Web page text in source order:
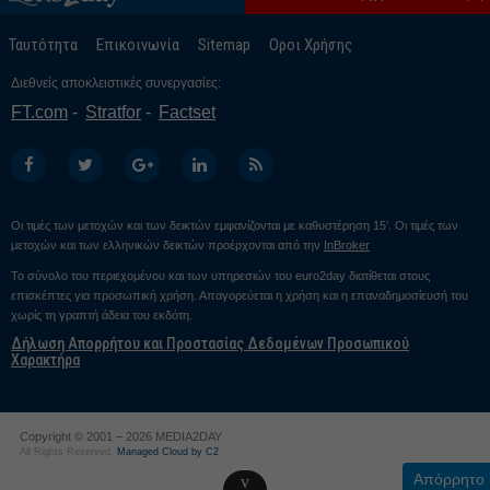
Ταυτότητα Επικοινωνία Sitemap Οροι Χρήσης
Διεθνείς αποκλειστικές συνεργασίες:
FT.com Stratfor Factset
Οι τιμές των μετοχών και των δεικτών εμφανίζονται με καθυστέρηση 15’. Οι τιμές των
μετοχών και των ελληνικών δεικτών προέρχονται από την InBroker
Το σύνολο του περιεχομένου και των υπηρεσιών του euro2day διατίθεται στους
επισκέπτες για προσωπική χρήση. Απαγορεύεται η χρήση και η επαναδημοσίευσή του
χωρίς τη γραπτή άδεια του εκδότη.
Δήλωση Απορρήτου και Προστασίας Δεδομένων Προσωπικού
Χαρακτήρα
Copyright © 2001 – 2026 MEDIA2DAY
All Rights Reserved. Managed Cloud by C2
v Απόρρητο